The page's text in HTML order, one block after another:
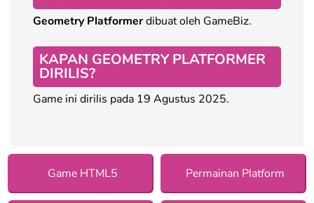
Geometry Platformerdibuat oleh GameBiz.
KAPAN GEOMETRY PLATFORMER
DIRILIS?
Game ini dirilis pada 19 Agustus 2025.
Game HTML5 Permainan Platform